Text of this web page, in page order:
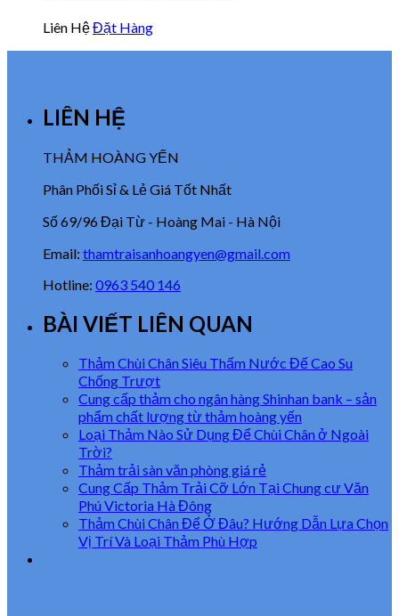
Liên HệĐặt Hàng
LIÊN HỆ
THẢM HOÀNG YẾN
Phân Phối Sỉ & Lẻ Giá Tốt Nhất
Số 69/96 Đại Từ - Hoàng Mai - Hà Nội
Email: thamtraisanhoangyen@gmail.com
Hotline: 0963 540 146
BÀI VIẾT LIÊN QUAN
Thảm Chùi Chân Siêu Thấm Nước Đế Cao Su
Chống Trượt
Cung cấp thảm cho ngân hàng Shinhan bank – sản
phẩm chất lượng từ thảm hoàng yến
Loại Thảm Nào Sử Dụng Để Chùi Chân ở Ngoài
Trời?
Thảm trải sàn văn phòng giá rẻ
Cung Cấp Thảm Trải Cỡ Lớn Tại Chung cư Văn
Phú Victoria Hà Đông
Thảm Chùi Chân Để Ở Đâu? Hướng Dẫn Lựa Chọn
Vị Trí Và Loại Thảm Phù Hợp